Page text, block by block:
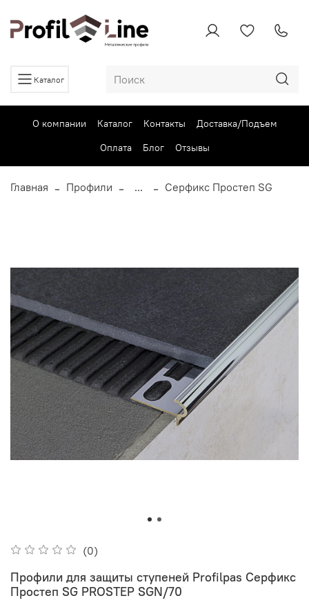
Каталог
О компании Каталог Контакты
Доставка/Подъем
Оплата
Блог Отзывы
Главная Профили ... Серфикс Простеп SG
(0)
Профили для защиты ступеней Profilpas Серфикс
Простеп SG PROSTEP SGN/70